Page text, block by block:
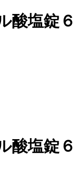
酸塩錠６
酸塩錠６